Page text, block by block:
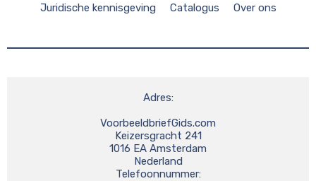
Juridische kennisgeving
Catalogus Over ons
Adres:
VoorbeeldbriefGids.com
Keizersgracht 241
1016 EA Amsterdam
Nederland
Telefoonnummer: